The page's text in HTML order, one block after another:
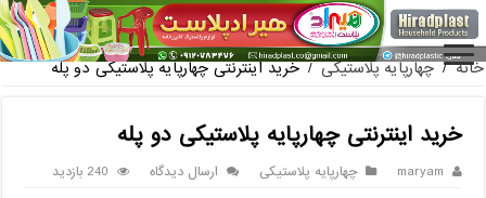
فروش گلدان پلاستیکی گلخانه به صورت آنلا
خانه / چهارپایه پلاستیکی / خرید اینترنتی چهارپایه پلاستیکی دو پله
خرید اینترنتی چهارپایه پلاستیکی دو پله
maryam چهارپایه پلاستیکی ارسال دیدگاه 240 بازدید